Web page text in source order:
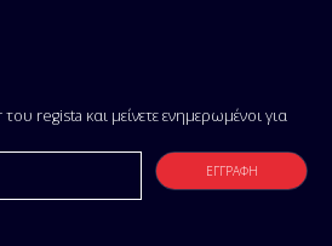
regista και μείνετε ενημερωμένοι για